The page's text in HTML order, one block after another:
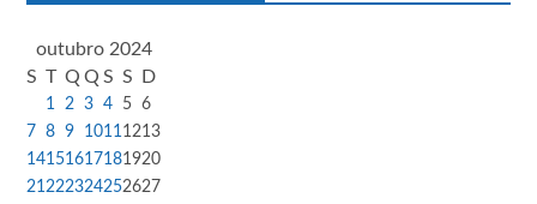
outubro 2024
S T Q Q S S D
1 2 3 4 5 6
7 8 9 1011 1213
14151617181920
21 222324252627